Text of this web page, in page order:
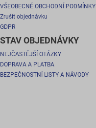
VŠEOBECNÉ OBCHODNÍ PODMÍNKY
Zrušit objednávku
GDPR
STAV OBJEDNÁVKY
NEJČASTĚJŠÍ OTÁZKY
DOPRAVA A PLATBA
BEZPEČNOSTNÍ LISTY A NÁVODY